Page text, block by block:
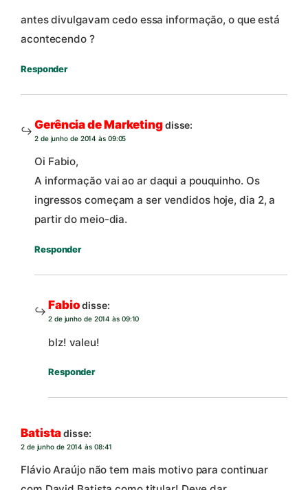
antes divulgavam cedo essa informação, o que está
acontecendo ?
Responder
Gerência de Marketingdisse:
2 de junho de 2014 às 09:05
Oi Fabio,
A informação vai ao ar daqui a pouquinho. Os
ingressos começam a ser vendidos hoje, dia 2, a
partir do meio-dia.
Responder
Fabio disse:
2 de junho de 2014 às 09:10
blz! valeu!
Responder
Batistadisse:
2 de junho de 2014 às 08:41
Flávio Araújo não tem mais motivo para continuar